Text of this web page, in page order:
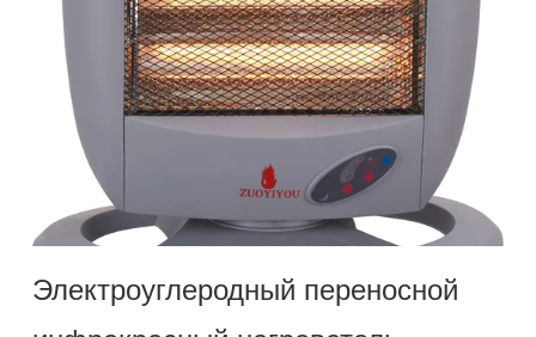
Электроуглеродный переносной